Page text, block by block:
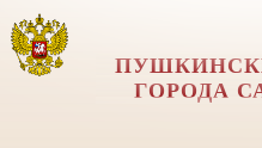
ГОРОДА